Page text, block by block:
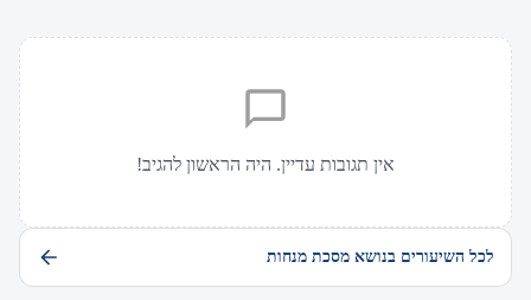
אין תגובות עדיין. היה הראשון להגיב!
לכל השיעורים בנושא מסכת מנחות